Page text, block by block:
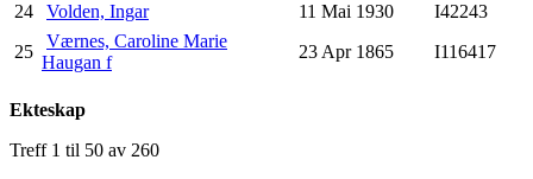
24
Volden, Ingar 11 Mai 1930
I42243
25
Værnes, Caroline Marie
Haugan f
23 Apr 1865 I116417
Ekteskap
Treff 1 til 50 av 260